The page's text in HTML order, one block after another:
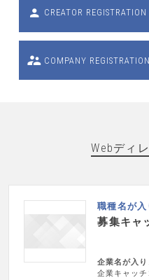
CREATOR REGISTRATION
COMPANY REGISTRATION
Webディ
職種名が
募集キャ
企業名が入
企業キャッ